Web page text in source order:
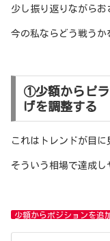
少し振り返りながらお
今の私ならどう戦うか
①少額からピラ
げを調整する
これはトレンドが目
そういう相場で達成し
少額からポジションを追